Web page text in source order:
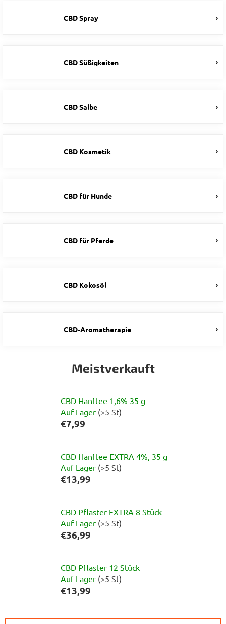
CBD Spray
CBD Süßigkeiten
CBD Salbe
CBD Kosmetik
CBD für Hunde
CBD für Pferde
CBD Kokosöl
CBD-Aromatherapie
Meistverkauft
CBD Hanftee 1,6% 35 g
Auf Lager (>5 St)
€7,99
CBD Hanftee EXTRA 4%, 35 g
Auf Lager (>5 St)
€13,99
CBD Pflaster EXTRA 8 Stück
Auf Lager (>5 St)
€36,99
CBD Pflaster 12 Stück
Auf Lager (>5 St)
€13,99